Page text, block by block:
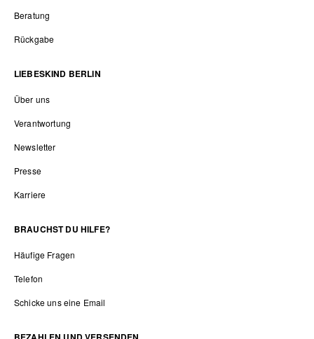
Beratung
Rückgabe
LIEBESKIND BERLIN
Über uns
Verantwortung
Newsletter
Presse
Karriere
BRAUCHST DU HILFE?
Häufige Fragen
Telefon
Schicke uns eine Email